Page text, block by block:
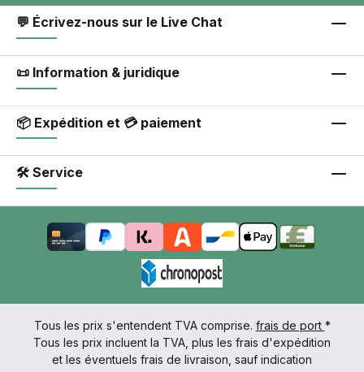
💬 Écrivez-nous sur le Live Chat
📜 Information & juridique
📦 Expédition et 💳 paiement
🛠 Service
Tous les prix s'entendent TVA comprise. frais de port *
Tous les prix incluent la TVA, plus les frais d'expédition
et les éventuels frais de livraison, sauf indication